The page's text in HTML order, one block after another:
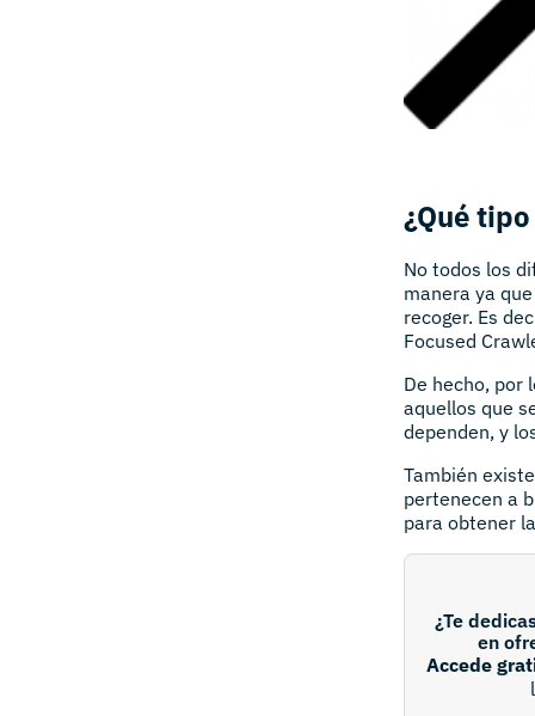
¿Qué
No todos los
manera ya
recoger. Es
Focused
De hecho, por
aquellos que
dependen, y
También
pertenecen a
para obtener
¿Te
en
Accede